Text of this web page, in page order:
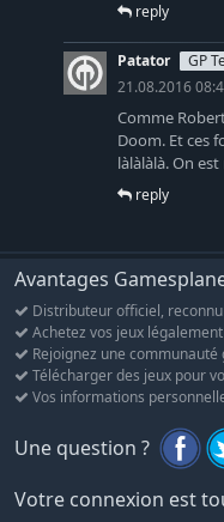
reply
Patator GP
21.08.2016
Comme
Doom. Et ces
làlàlàlà. On est
reply
Avantages
Distributeur officiel,
Achetez vos jeux légalement
Rejoignez une communauté
Télécharger des jeux pour
Vos informations
Une question ?
Votre connexion est